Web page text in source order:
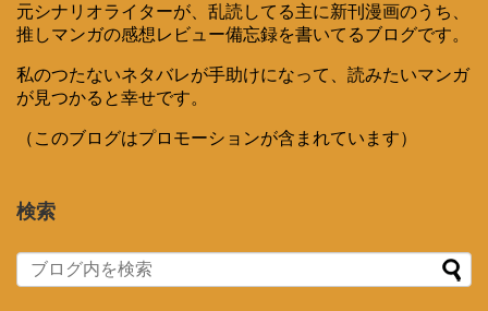
元シナリオライターが、乱読してる主に新刊漫画のうち、
推しマンガの感想レビュー備忘録を書いてるブログです。
私のつたないネタバレが手助けになって、読みたいマンガ
が見つかると幸せです。
（このブログはプロモーションが含まれています）
検索